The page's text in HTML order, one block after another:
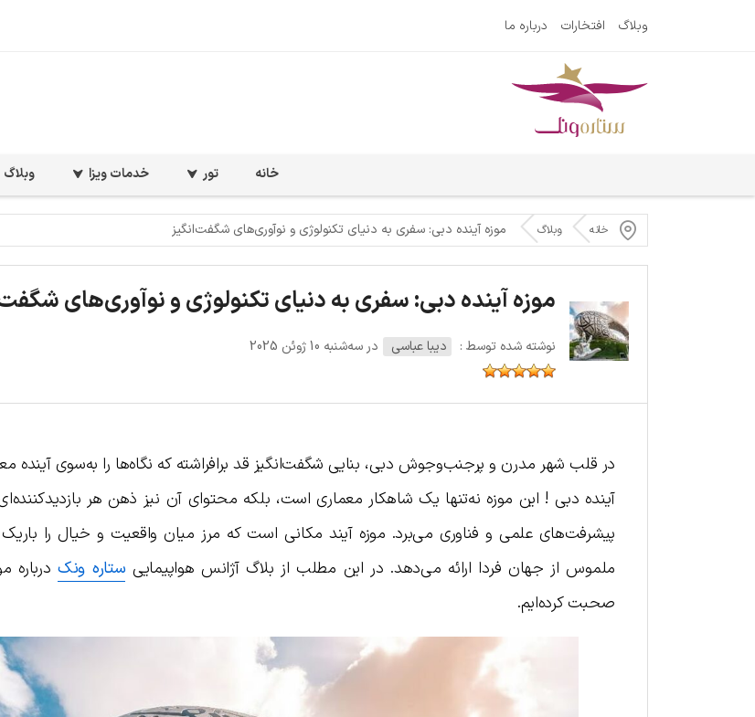
وبلاگ افتخارات درباره ما
خانه تور خدمات ویزا وبلاگ
خانه وبلاگ موزه آینده دبی: سفری به دنیای تکنولوژی و نوآوری‌های شگفت‌انگیز
موزه آینده دبی: سفری به دنیای تکنولوژی و نوآوری‌های
نوشته شده توسط : دیبا عباسی در سه‌شنبه 10 ژوئن 2025
در قلب شهر مدرن و پرجنب‌وجوش دبی، بنایی شگفت‌انگیز قد برافراشته که نگاه‌ها را به‌سوی آینده
آینده دبی ! این موزه نه‌تنها یک شاهکار معماری است، بلکه محتوای آن نیز ذهن هر
پیشرفت‌های علمی و فناوری می‌برد. موزه آیند مکانی است که مرز میان واقعیت و خیال را
ملموس از جهان فردا ارائه می‌دهد. در این مطلب از بلاگ آژانس هواپیمایی ستاره ونکدرباره
صحبت کرده‌ایم.